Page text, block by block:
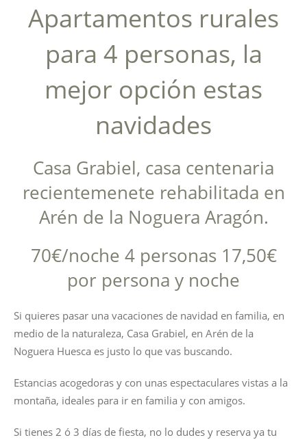
Apartamentos rurales
para 4 personas, la
mejor opción estas
navidades
Casa Grabiel, casa centenaria
recientemenete rehabilitada en
Arén de la Noguera Aragón.
70€/noche 4 personas 17,50€
por persona y noche
Si quieres pasar una vacaciones de navidad en familia, en
medio de la naturaleza, Casa Grabiel, en Arén de la
Noguera Huesca es justo lo que vas buscando.
Estancias acogedoras y con unas espectaculares vistas a la
montaña, ideales para ir en familia y con amigos.
Si tienes 2 ó 3 días de fiesta, no lo dudes y reserva ya tu